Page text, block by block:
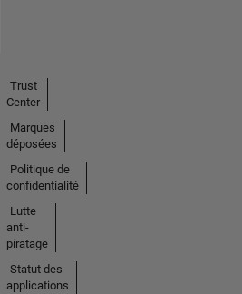
Trust
Center
Marques
déposées
Politique de
confidentialité
Lutte
anti-
piratage
Statut des
applications